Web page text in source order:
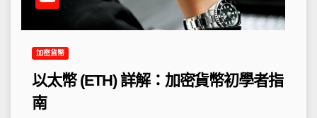
加密貨幣
以太幣 (ETH) 詳解：加密貨幣初學者指
南